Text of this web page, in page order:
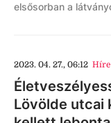
elsősorban a
2023. 04. 27., 06:12
Lövölde utcai